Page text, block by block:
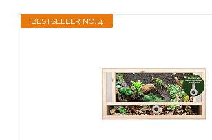
BESTSELLER NO. 4